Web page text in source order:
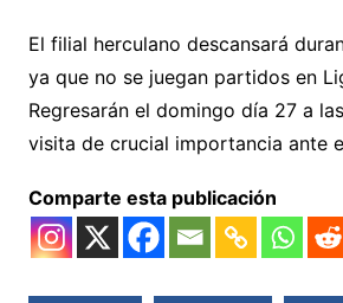
El filial herculano descansará
ya que no se juegan partidos en
Regresarán el domingo día 27 a las
visita de crucial importancia ante
Comparte esta publicación